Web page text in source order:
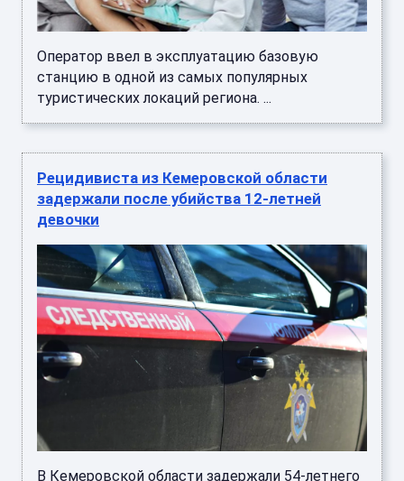
Оператор ввел в эксплуатацию базовую
станцию в одной из самых популярных
туристических локаций региона. ...
Рецидивиста из Кемеровской области
задержали после убийства 12-летней
девочки
В Кемеровской области задержали 54-летнего